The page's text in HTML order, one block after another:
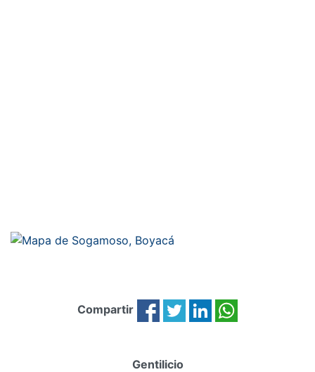
Compartir
Gentilicio